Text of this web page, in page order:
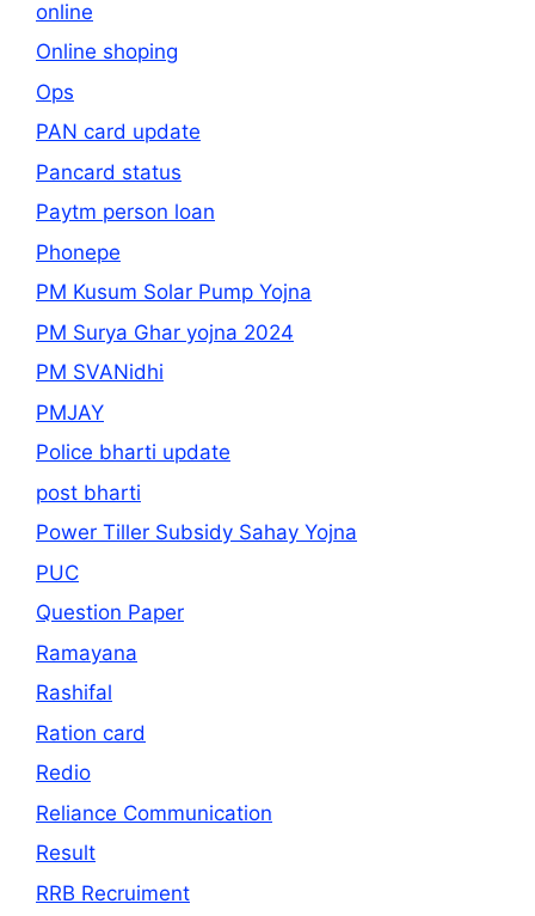
online
Online shoping
Ops
PAN card update
Pancard status
Paytm person loan
Phonepe
PM Kusum Solar Pump Yojna
PM Surya Ghar yojna 2024
PM SVANidhi
PMJAY
Police bharti update
post bharti
Power Tiller Subsidy Sahay Yojna
PUC
Question Paper
Ramayana
Rashifal
Ration card
Redio
Reliance Communication
Result
RRB Recruiment